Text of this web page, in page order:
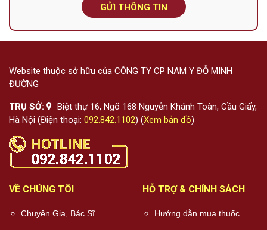
GỬI THÔNG TIN
Website thuộc sở hữu của CÔNG TY CP NAM Y ĐỖ MINH
ĐƯỜNG
TRỤ SỞ:
Biệt thự 16, Ngõ 168 Nguyễn Khánh Toàn, Cầu Giấy,
Hà Nội (Điện thoại: 092.842.1102) (Xem bản đồ)
VỀ CHÚNG TÔI
Chuyên Gia, Bác Sĩ
HỖ TRỢ & CHÍNH SÁCH
Hướng dẫn mua thuốc